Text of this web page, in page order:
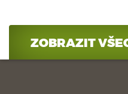
ZOBRAZIT